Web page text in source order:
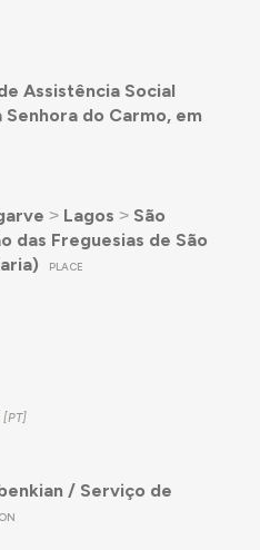
Assistência Social
Senhora do Carmo, em
˃ Lagos ˃ São
das Freguesias de São
PLACE
/ Serviço de